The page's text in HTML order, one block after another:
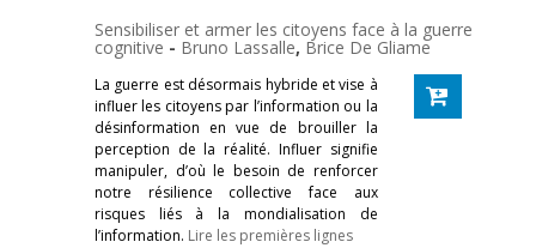
Sensibiliser et armer les citoyens face à la guerre
cognitive - Bruno Lassalle, Brice De Gliame
La guerre est désormais hybride et vise à
influer les citoyens par l’information ou la
désinformation en vue de brouiller la
perception de la réalité. Influer signifie
manipuler, d’où le besoin de renforcer
notre résilience collective face aux
risques liés à la mondialisation de
l’information. Lire les premières lignes